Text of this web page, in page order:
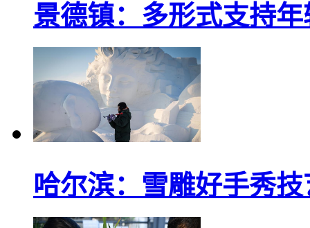
景德镇：多形式支持
哈尔滨：雪雕好手秀技